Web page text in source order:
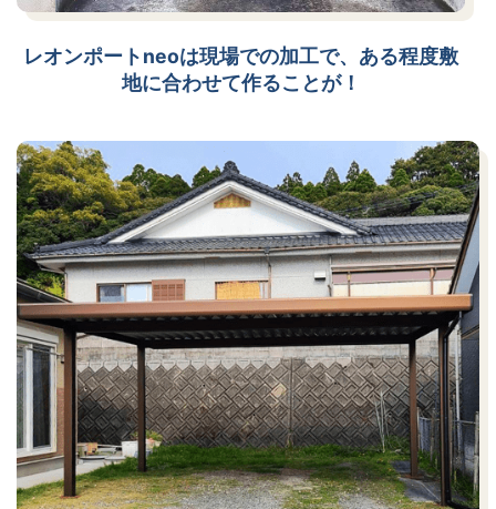
レオンポートneoは現場での加工で、ある程度敷
地に合わせて作ることが！